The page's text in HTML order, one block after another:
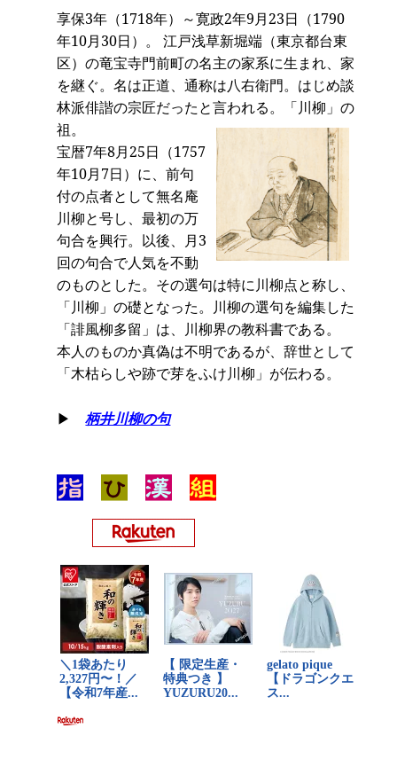
享保3年（1718年）～寛政2年9月23日（1790
年10月30日）。 江戸浅草新堀端（東京都台東
区）の竜宝寺門前町の名主の家系に生まれ、家
を継ぐ。名は正道、通称は八右衛門。はじめ談
林派俳諧の宗匠だったと言われる。「川柳」の
祖。
宝暦7年8月25日（1757
年10月7日）に、前句
付の点者として無名庵
川柳と号し、最初の万
句合を興行。以後、月3
回の句合で人気を不動
のものとした。その選句は特に川柳点と称し、
「川柳」の礎となった。川柳の選句を編集した
「誹風柳多留」は、川柳界の教科書である。
本人のものか真偽は不明であるが、辞世として
「木枯らしや跡で芽をふけ川柳」が伝わる。
▶柄井川柳の句